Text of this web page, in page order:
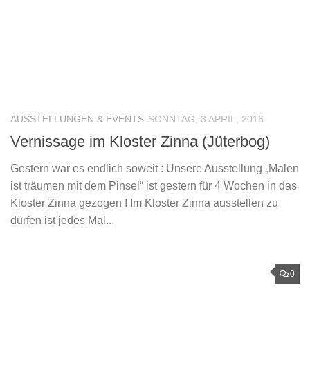
AUSSTELLUNGEN & EVENTS SONNTAG, 3 APRIL, 2016
Vernissage im Kloster Zinna (Jüterbog)
Gestern war es endlich soweit : Unsere Ausstellung „Malen
ist träumen mit dem Pinsel“ ist gestern für 4 Wochen in das
Kloster Zinna gezogen ! Im Kloster Zinna ausstellen zu
dürfen ist jedes Mal...
0